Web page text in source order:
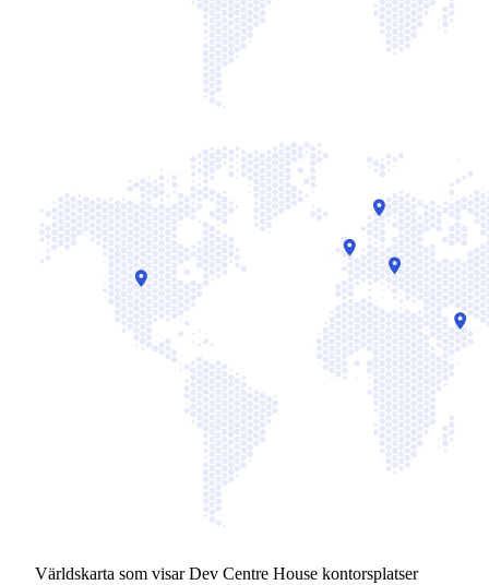
Världskarta som visar Dev Centre House kontorsplatser